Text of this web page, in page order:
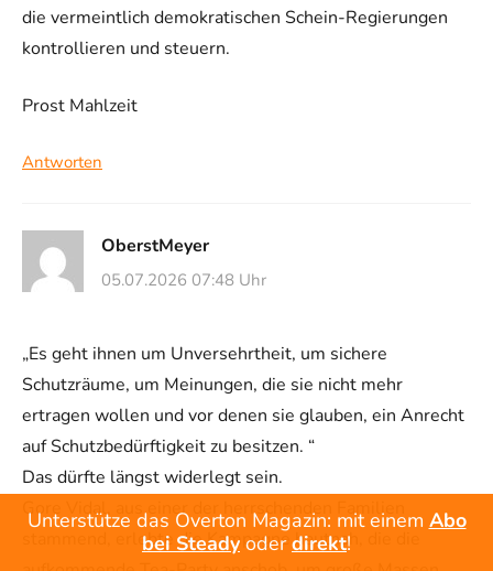
die vermeintlich demokratischen Schein-Regierungen
kontrollieren und steuern.
Prost Mahlzeit
Antworten
OberstMeyer
05.07.2026 07:48 Uhr
„Es geht ihnen um Unversehrtheit, um sichere
Schutzräume, um Meinungen, die sie nicht mehr
ertragen wollen und vor denen sie glauben, ein Anrecht
auf Schutzbedürftigkeit zu besitzen. “
Das dürfte längst widerlegt sein.
Gore Vidal, aus einer der herrschenden Familien
stammend, erlebte die Kampagne hautnah, die die
Unterstütze das Overton Magazin: mit einem Abo
bei Steady oderdirekt!